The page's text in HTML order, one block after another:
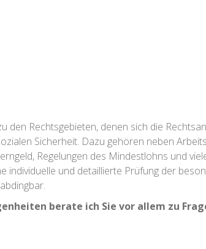
den Rechtsgebieten, denen sich die
Sicherheit. Dazu gehören neben
Regelungen des Mindestlohns und
individuelle und detaillierte Prüfung der
berate ich Sie vor allem zu